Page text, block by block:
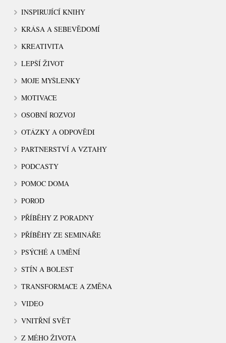
INSPIRUJÍCÍ KNIHY
KRÁSA A SEBEVĚDOMÍ
KREATIVITA
LEPŠÍ ŽIVOT
MOJE MYŠLENKY
MOTIVACE
OSOBNÍ ROZVOJ
OTÁZKY A ODPOVĚDI
PARTNERSTVÍ A VZTAHY
PODCASTY
POMOC DOMA
POROD
PŘÍBĚHY Z PORADNY
PŘÍBĚHY ZE SEMINÁŘE
PSÝCHÉ A UMĚNÍ
STÍN A BOLEST
TRANSFORMACE A ZMĚNA
VIDEO
VNITŘNÍ SVĚT
Z MÉHO ŽIVOTA